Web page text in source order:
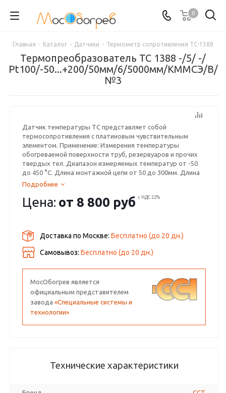
0
Главная - Каталог - Датчики - Термометр сопротивления ТС-1388
Термопреобразователь ТС 1388 -/5/ -/
Pt100/-50...+200/50мм/6/5000мм/КММСЭ/B/
№3
Датчик температуры ТС представляет собой
термосопротивления с платиновым чувствительным
элементом. Применение: Измерения температуры
обогреваемой поверхности труб, резервуаров и прочих
твердых тел. Диапазон измеряемых температур от -50
до 450 °С. Длина монтажной цепи от 50 до 300мм. Длина
монтажного провода от 300 до 10 000мм. Максимальная
Гарантия 1 год. Срок поставки 1-3 дня.
Подробнее
Цена: от 8 800 руб с НДС 22%
Доставка по Москве:Бесплатно (до 20 дн.)
Самовывоз:Бесплатно (до 20 дн.)
МосОбогрев является
официальным представителем
завода«Специальные системы и
технологии»
Технические характеристики